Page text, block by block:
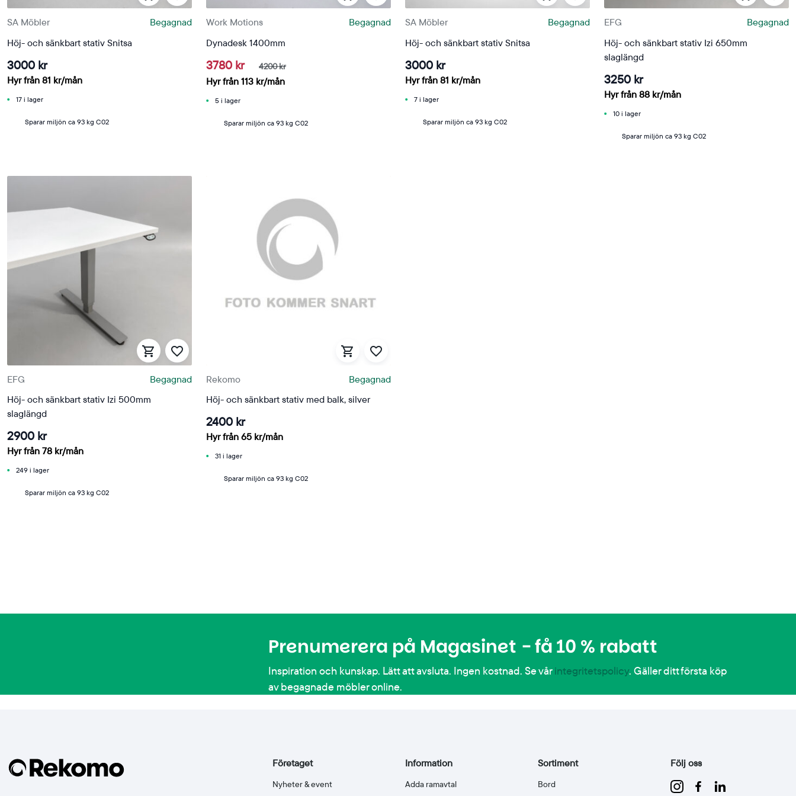
SA Möbler
Begagnad
Höj- och sänkbart stativ Snitsa
3000 kr
Hyr från 81 kr/mån
17 i lager
Sparar miljön ca 93 kg C02
Work Motions
Begagnad
Dynadesk 1400mm
3780 kr 4200 kr
Hyr från 113 kr/mån
5 i lager
Sparar miljön ca 93 kg C02
SA Möbler
Begagnad
Höj- och sänkbart stativ Snitsa
3000 kr
Hyr från 81 kr/mån
7 i lager
Sparar miljön ca 93 kg C02
EFG
Begagnad
Höj- och sänkbart stativ Izi 650mm
slaglängd
3250 kr
Hyr från 88 kr/mån
10 i lager
Sparar miljön ca 93 kg C02
EFG
Begagnad
Höj- och sänkbart stativ Izi 500mm
slaglängd
2900 kr
Hyr från 78 kr/mån
249 i lager
Sparar miljön ca 93 kg C02
Rekomo
Begagnad
Höj- och sänkbart stativ med balk, silver
2400 kr
Hyr från 65 kr/mån
31 i lager
Sparar miljön ca 93 kg C02
Prenumerera på Magasinet - få 10 % rabatt
Inspiration och kunskap. Lätt att avsluta. Ingen kostnad. Se vårintegritetspolicy. Gäller ditt första köp
av begagnade möbler online.
Företaget
Nyheter & event
Information
Adda ramavtal
Sortiment
Bord
Följ oss